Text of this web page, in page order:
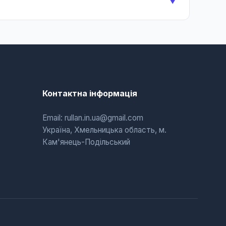
Контактна інформація
Email: rullan.in.ua@gmail.com
Україна, Хмельницька область, м.
Кам'янець-Подільський